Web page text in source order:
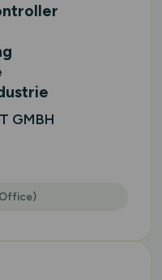
GMBH